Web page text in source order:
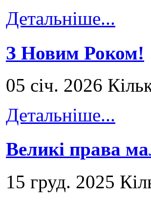
Детальніше...
З Новим Роком!
05 січ. 2026
Детальніше...
Великі права
15 груд. 2025